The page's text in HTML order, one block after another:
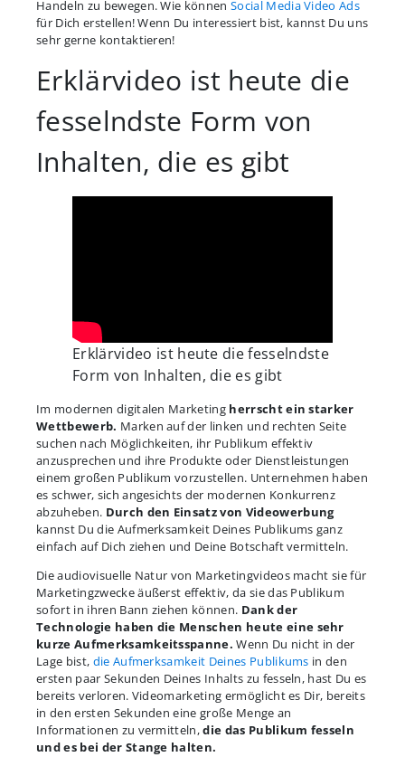
Handeln zu bewegen. Wie können Social Media Video Ads
für Dich erstellen! Wenn Du interessiert bist, kannst Du uns
sehr gerne kontaktieren!
Erklärvideo ist heute die
fesselndste Form von
Inhalten, die es gibt
Erklärvideo ist heute die fesselndste
Form von Inhalten, die es gibt
Im modernen digitalen Marketing herrscht ein starker
Wettbewerb. Marken auf der linken und rechten Seite
suchen nach Möglichkeiten, ihr Publikum effektiv
anzusprechen und ihre Produkte oder Dienstleistungen
einem großen Publikum vorzustellen. Unternehmen haben
es schwer, sich angesichts der modernen Konkurrenz
abzuheben. Durch den Einsatz von Videowerbung
kannst Du die Aufmerksamkeit Deines Publikums ganz
einfach auf Dich ziehen und Deine Botschaft vermitteln.
Die audiovisuelle Natur von Marketingvideos macht sie für
Marketingzwecke äußerst effektiv, da sie das Publikum
sofort in ihren Bann ziehen können. Dank der
Technologie haben die Menschen heute eine sehr
kurze Aufmerksamkeitsspanne. Wenn Du nicht in der
Lage bist, die Aufmerksamkeit Deines Publikums in den
ersten paar Sekunden Deines Inhalts zu fesseln, hast Du es
bereits verloren. Videomarketing ermöglicht es Dir, bereits
in den ersten Sekunden eine große Menge an
Informationen zu vermitteln,die das Publikum fesseln
und es bei der Stange halten.